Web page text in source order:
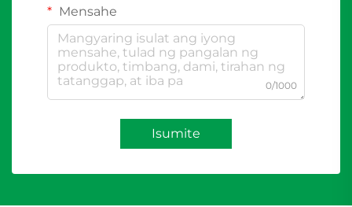
Mensahe
0/1000
Isumite